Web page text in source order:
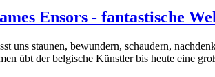
Ensors - fantastische
uns staunen, bewundern, schaudern,
übt der belgische Künstler bis heute eine